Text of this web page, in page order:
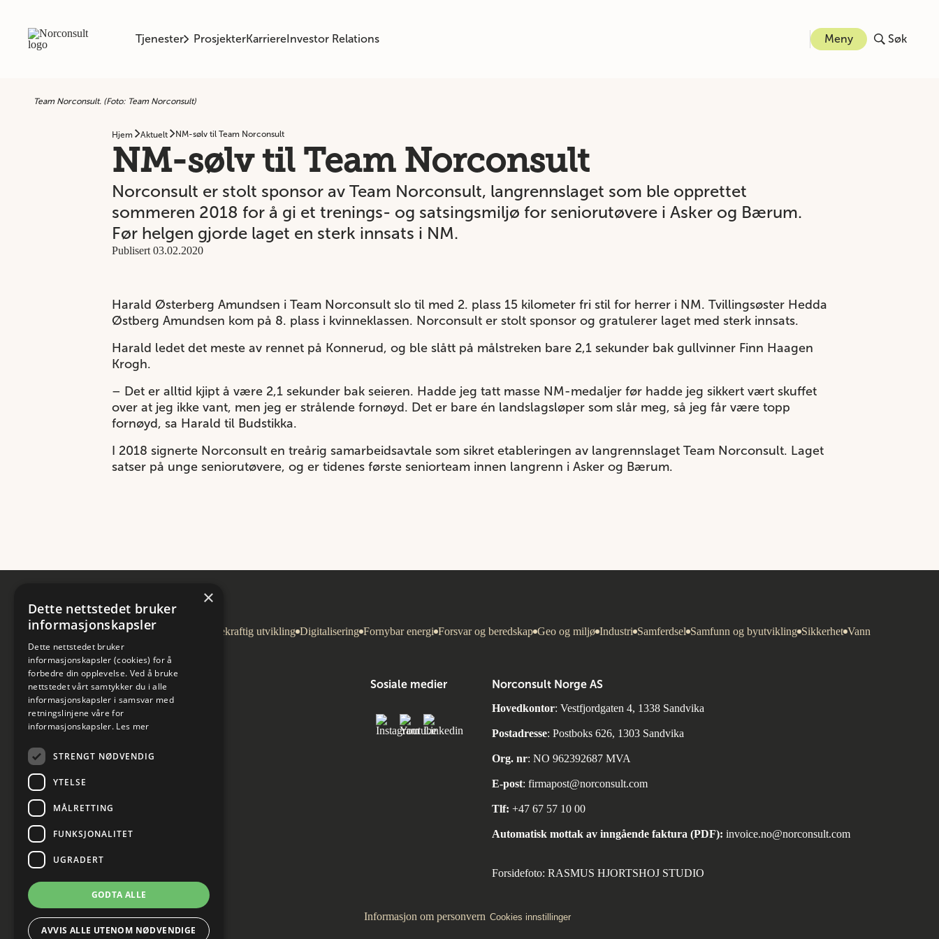
Tjenester ProsjekterKarriereInvestor Relations Meny Søk
Team Norconsult. (Foto: Team Norconsult)
Hjem Aktuelt NM-sølv til Team Norconsult
NM-sølv til Team Norconsult
Norconsult er stolt sponsor av Team Norconsult, langrennslaget som ble opprettet
sommeren 2018 for å gi et trenings- og satsingsmiljø for seniorutøvere i Asker og Bærum.
Før helgen gjorde laget en sterk innsats i NM.
Publisert 03.02.2020
Harald Østerberg Amundsen i Team Norconsult slo til med 2. plass 15 kilometer fri stil for herrer i NM. Tvillingsøster Hedda
Østberg Amundsen kom på 8. plass i kvinneklassen. Norconsult er stolt sponsor og gratulerer laget med sterk innsats.
Harald ledet det meste av rennet på Konnerud, og ble slått på målstreken bare 2,1 sekunder bak gullvinner Finn Haagen
Krogh.
– Det er alltid kjipt å være 2,1 sekunder bak seieren. Hadde jeg tatt masse NM-medaljer før hadde jeg sikkert vært skuffet
over at jeg ikke vant, men jeg er strålende fornøyd. Det er bare én landslagsløper som slår meg, så jeg får være topp
fornøyd, sa Harald til Budstikka.
I 2018 signerte Norconsult en treårig samarbeidsavtale som sikret etableringen av langrennslaget Team Norconsult. Laget
satser på unge seniorutøvere, og er tidenes første seniorteam innen langrenn i Asker og Bærum.
Arkitektur Bygg og eiendom Bærekraftig utvikling Digitalisering Fornybar energi Forsvar og beredskap Geo og miljø Industri Samferdsel Samfunn og byutvikling Sikkerhet Vann
Sosiale medier Norconsult Norge AS
Hovedkontor: Vestfjordgaten 4, 1338 Sandvika
Postadresse: Postboks 626, 1303 Sandvika
Org. nr: NO 962392687 MVA
E-post: firmapost@norconsult.com
Tlf: +47 67 57 10 00
Automatisk mottak av inngående faktura (PDF): invoice.no@norconsult.com
Forsidefoto: RASMUS HJORTSHOJ STUDIO
Informasjon om personvern Cookies innstillinger
×
Dette nettstedet bruker
informasjonskapsler
Dette nettstedet bruker
informasjonskapsler (cookies) for å
forbedre din opplevelse. Ved å bruke
nettstedet vårt samtykker du i alle
informasjonskapsler i samsvar med
retningslinjene våre for
informasjonskapsler. Les mer
STRENGT NØDVENDIG
YTELSE
MÅLRETTING
FUNKSJONALITET
UGRADERT
GODTA ALLE
AVVIS ALLE UTENOM NØDVENDIGE